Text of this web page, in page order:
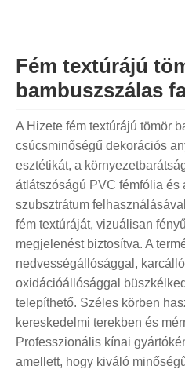
Fém textúrájú
bambuszszálas
A Hizete fém textúrájú tömör
csúcsminőségű dekorációs
esztétikát, a
átlátszóságú PVC fémfólia és
szubsztrátum
fém textúráját, vizuálisan
megjelenést biztosítva. A
nedvességállósággal,
oxidációállósággal
telepíthető. Széles körben
kereskedelmi terekben és
Professzionális kínai
amellett, hogy kiváló